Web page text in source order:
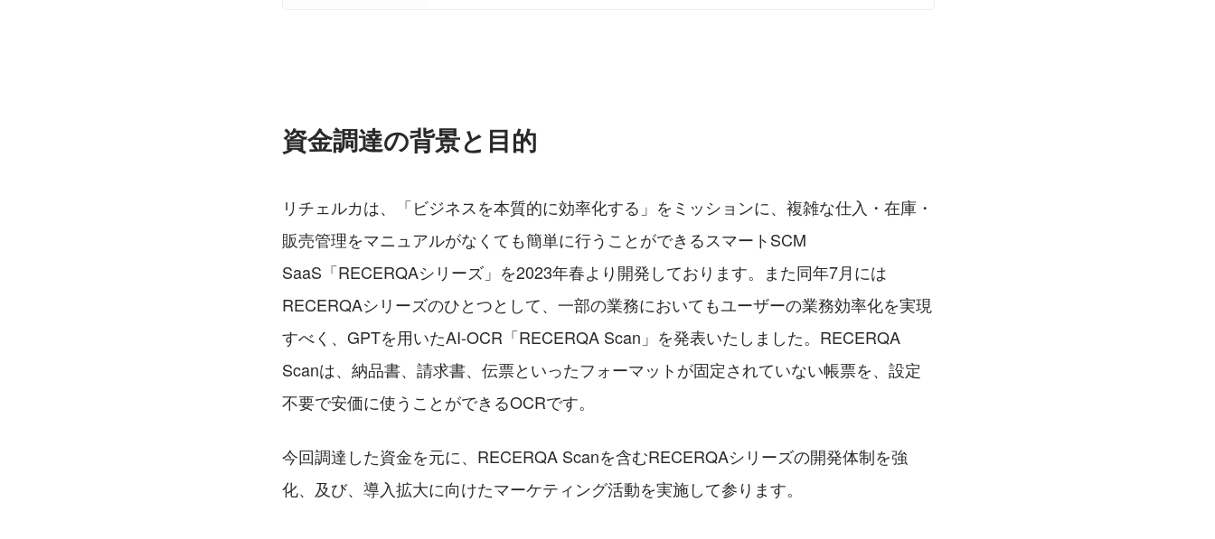
資金調達の背景と目的
リチェルカは、「ビジネスを本質的に効率化する」をミッションに、複雑な仕入・在庫・
販売管理をマニュアルがなくても簡単に行うことができるスマートSCM
SaaS「RECERQAシリーズ」を2023年春より開発しております。また同年7月には
RECERQAシリーズのひとつとして、一部の業務においてもユーザーの業務効率化を実現
すべく、GPTを用いたAI-OCR「RECERQA Scan」を発表いたしました。RECERQA
Scanは、納品書、請求書、伝票といったフォーマットが固定されていない帳票を、設定
不要で安価に使うことができるOCRです。
今回調達した資金を元に、RECERQA Scanを含むRECERQAシリーズの開発体制を強
化、及び、導入拡大に向けたマーケティング活動を実施して参ります。